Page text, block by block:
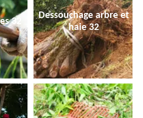
32
Dessouchage arbre et
haie 32